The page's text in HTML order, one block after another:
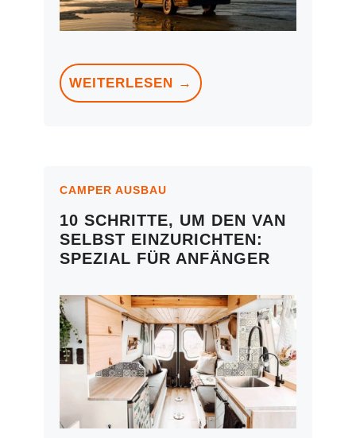
WEITERLESEN →
CAMPER AUSBAU
10 SCHRITTE, UM DEN VAN
SELBST EINZURICHTEN:
SPEZIAL FÜR ANFÄNGER